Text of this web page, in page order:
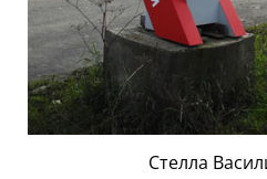
Стелла